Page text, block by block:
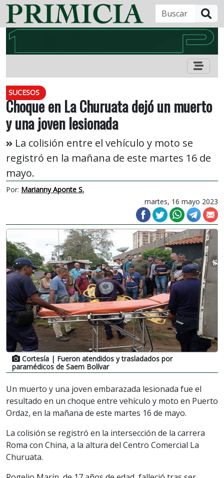
SUCESOS
Choque en La Churuata dejó un muerto
y una joven lesionada
La colisión entre el vehículo y moto se
registró en la mañana de este martes 16 de
mayo.
Por: Marianny Aponte S.
martes, 16 mayo 2023
Cortesía | Fueron atendidos y trasladados por
paramédicos de Saem Bolívar
Un muerto y una joven embarazada lesionada fue el
resultado en un choque entre vehículo y moto en Puerto
Ordaz, en la mañana de este martes 16 de mayo.
La colisión se registró en la intersección de la carrera
Roma con China, a la altura del Centro Comercial La
Churuata.